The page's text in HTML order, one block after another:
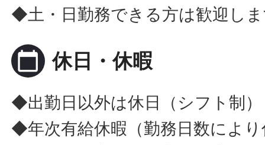
◆土・日勤務できる方は歓迎し
calendar_today 休日・休暇
◆出勤日以外は休日（シフト制）
◆年次有給休暇（勤務日数によ